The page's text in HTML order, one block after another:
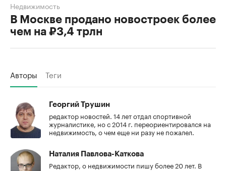
В Москве продано новостроек более
чем на ₽3,4 трлн
Недвижимость
Авторы Теги
Георгий Трушин
редактор новостей. 14 лет отдал спортивной
журналистике, но с 2014 г. переориентировался на
недвижимость, о чем еще ни разу не пожалел.
Наталия Павлова-Каткова
Редактор, о недвижимости пишу более 20 лет. В